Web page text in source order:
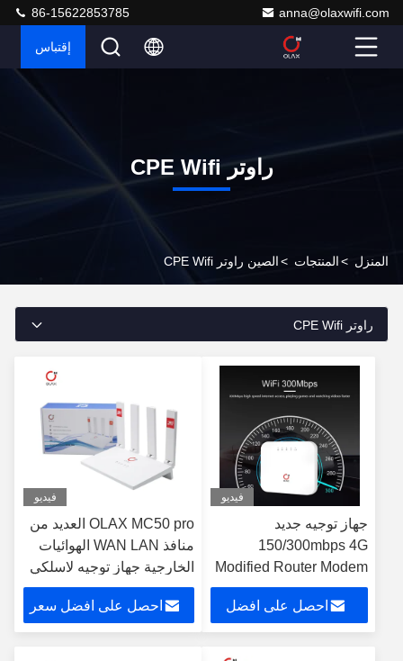
anna@olaxwifi.com
86-15622853785
إقتباس
راوتر CPE Wifi
المنزل >المنتجات >الصين راوتر CPE Wifi
راوتر CPE Wifi
فيديو
جهاز توجيه جديد
150/300mbps 4G
Modified Router Modem
نطاق التردد 28ab 4G LTE
Wifi Routerاحصل على افضل
فيديو
OLAX MC50 pro العديد من
منافذ WAN LAN الهوائيات
الخارجية جهاز توجيه لاسلكي
شبكة B28 cat4 4G مودم
جهاز توجيه CPE للمنزلاحصل على افضل سعر